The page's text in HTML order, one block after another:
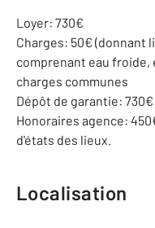
Loyer: 730€
Charges: 50€ (donnant
comprenant eau
charges communes
Dépôt de garantie: 730€
Honoraires agence:
d'états des lieux.
Localisation